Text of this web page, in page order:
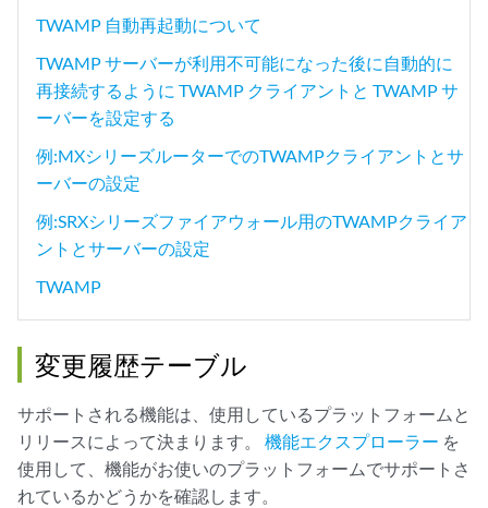
TWAMP 自動再起動について
TWAMP サーバーが利用不可能になった後に自動的に
再接続するように TWAMP クライアントと TWAMP サ
ーバーを設定する
例:MXシリーズルーターでのTWAMPクライアントとサ
ーバーの設定
例:SRXシリーズファイアウォール用のTWAMPクライア
ントとサーバーの設定
TWAMP
変更履歴テーブル
サポートされる機能は、使用しているプラットフォームと
リリースによって決まります。 機能エクスプローラー を
使用して、機能がお使いのプラットフォームでサポートさ
れているかどうかを確認します。